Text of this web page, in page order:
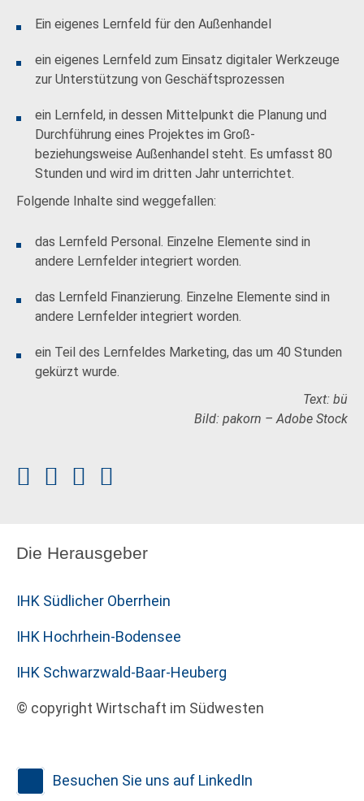
Ein eigenes Lernfeld für den Außenhandel
ein eigenes Lernfeld zum Einsatz digitaler Werkzeuge
zur Unterstützung von Geschäftsprozessen
ein Lernfeld, in dessen Mittelpunkt die Planung und
Durchführung eines Projektes im Groß-
beziehungsweise Außenhandel steht. Es umfasst 80
Stunden und wird im dritten Jahr unterrichtet.
Folgende Inhalte sind weggefallen:
das Lernfeld Personal. Einzelne Elemente sind in
andere Lernfelder integriert worden.
das Lernfeld Finanzierung. Einzelne Elemente sind in
andere Lernfelder integriert worden.
ein Teil des Lernfeldes Marketing, das um 40 Stunden
gekürzt wurde.
Text: bü
Bild: pakorn – Adobe Stock
Die Herausgeber
IHK Südlicher Oberrhein
IHK Hochrhein-Bodensee
IHK Schwarzwald-Baar-Heuberg
© copyright Wirtschaft im Südwesten
Besuchen Sie uns auf LinkedIn